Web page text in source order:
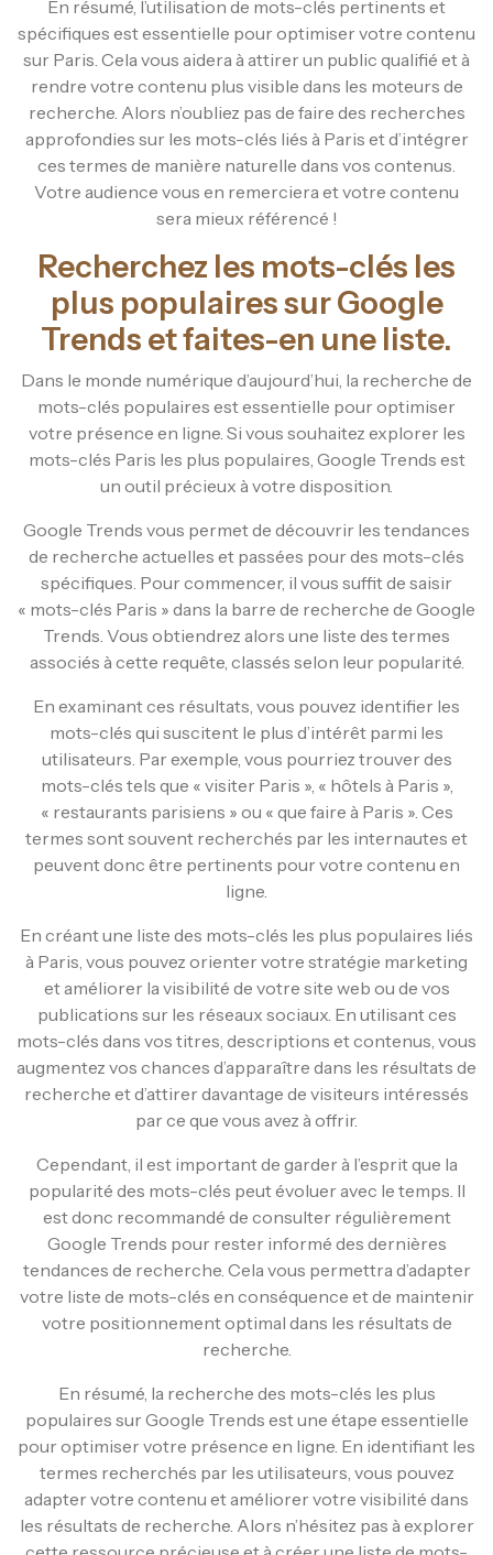
En résumé, l’utilisation de mots-clés pertinents et
spécifiques est essentielle pour optimiser votre contenu
sur Paris. Cela vous aidera à attirer un public qualifié et à
rendre votre contenu plus visible dans les moteurs de
recherche. Alors n’oubliez pas de faire des recherches
approfondies sur les mots-clés liés à Paris et d’intégrer
ces termes de manière naturelle dans vos contenus.
Votre audience vous en remerciera et votre contenu
sera mieux référencé !
Recherchez les mots-clés les
plus populaires sur Google
Trends et faites-en une liste.
Dans le monde numérique d’aujourd’hui, la recherche de
mots-clés populaires est essentielle pour optimiser
votre présence en ligne. Si vous souhaitez explorer les
mots-clés Paris les plus populaires, Google Trends est
un outil précieux à votre disposition.
Google Trends vous permet de découvrir les tendances
de recherche actuelles et passées pour des mots-clés
spécifiques. Pour commencer, il vous suffit de saisir
« mots-clés Paris » dans la barre de recherche de Google
Trends. Vous obtiendrez alors une liste des termes
associés à cette requête, classés selon leur popularité.
En examinant ces résultats, vous pouvez identifier les
mots-clés qui suscitent le plus d’intérêt parmi les
utilisateurs. Par exemple, vous pourriez trouver des
mots-clés tels que « visiter Paris », « hôtels à Paris »,
« restaurants parisiens » ou « que faire à Paris ». Ces
termes sont souvent recherchés par les internautes et
peuvent donc être pertinents pour votre contenu en
ligne.
En créant une liste des mots-clés les plus populaires liés
à Paris, vous pouvez orienter votre stratégie marketing
et améliorer la visibilité de votre site web ou de vos
publications sur les réseaux sociaux. En utilisant ces
mots-clés dans vos titres, descriptions et contenus, vous
augmentez vos chances d’apparaître dans les résultats de
recherche et d’attirer davantage de visiteurs intéressés
par ce que vous avez à offrir.
Cependant, il est important de garder à l’esprit que la
popularité des mots-clés peut évoluer avec le temps. Il
est donc recommandé de consulter régulièrement
Google Trends pour rester informé des dernières
tendances de recherche. Cela vous permettra d’adapter
votre liste de mots-clés en conséquence et de maintenir
votre positionnement optimal dans les résultats de
recherche.
En résumé, la recherche des mots-clés les plus
populaires sur Google Trends est une étape essentielle
pour optimiser votre présence en ligne. En identifiant les
termes recherchés par les utilisateurs, vous pouvez
adapter votre contenu et améliorer votre visibilité dans
les résultats de recherche. Alors n’hésitez pas à explorer